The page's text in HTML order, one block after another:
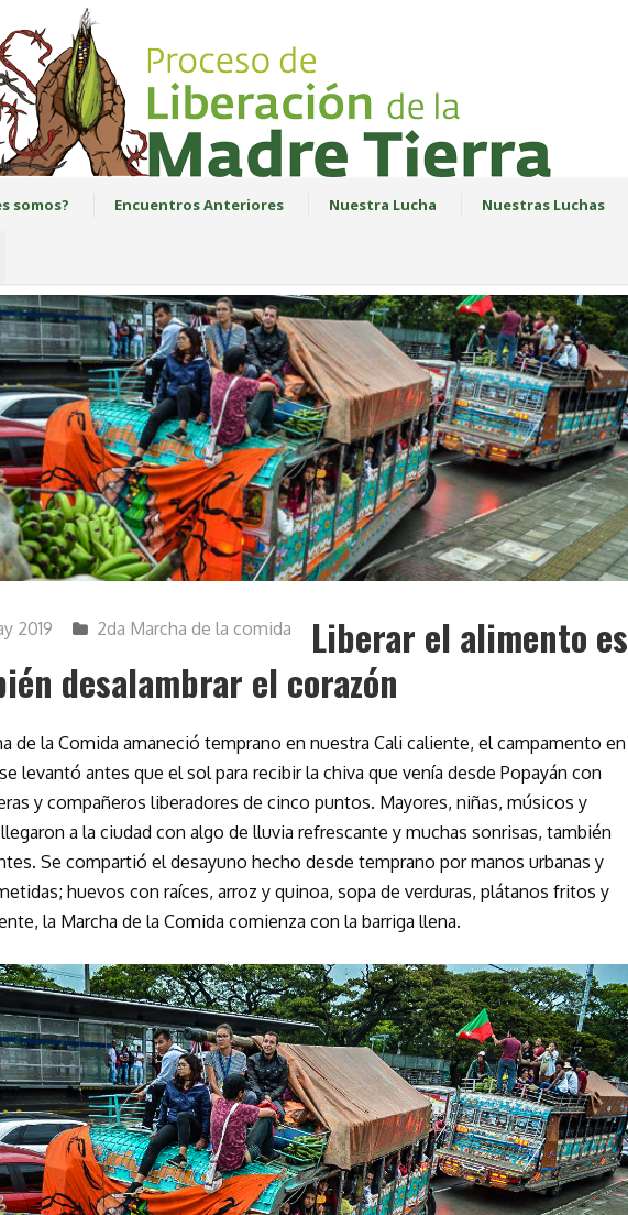
somos? Encuentros Anteriores Nuestra Lucha Nuestras Luchas
2019 2da Marcha de la comida
Liberar el alimento es
desalambrar el corazón
de la Comida amaneció temprano en nuestra Cali caliente, el campamento en
levantó antes que el sol para recibir la chiva que venía desde Popayán con
y compañeros liberadores de cinco puntos. Mayores, niñas, músicos y
a la ciudad con algo de lluvia refrescante y muchas sonrisas, también
Se compartió el desayuno hecho desde temprano por manos urbanas y
huevos con raíces, arroz y quinoa, sopa de verduras, plátanos fritos y
la Marcha de la Comida comienza con la barriga llena.